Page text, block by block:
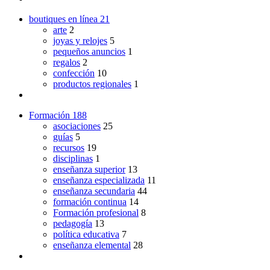
boutiques en línea 21
arte 2
joyas y relojes 5
pequeños anuncios 1
regalos 2
confección 10
productos regionales 1
Formación 188
asociaciones 25
guías 5
recursos 19
disciplinas 1
enseñanza superior 13
enseñanza especializada 11
enseñanza secundaria 44
formación continua 14
Formación profesional 8
pedagogía 13
política educativa 7
enseñanza elemental 28